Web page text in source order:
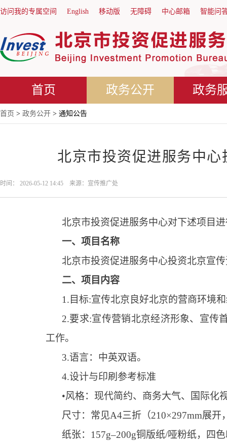
访问我的专属空间 English 移动版 无障碍 中心邮箱 智能问
首页 政务公开 政务
首页 > 政务公开 > 通知公告
北京市投资促进服务中
时间： 2026-05-12 14:45 来源：宣传推广处
北京市投资促进服务中心对下述项目
一、项目名称
北京市投资促进服务中心投资北京宣
二、项目内容
1.目标:宣传北京良好北京的营商环境
2.要求:宣传营销北京经济形象、宣传
工作。
3.语言：中英双语。
4.设计与印刷参考标准
•风格：现代简约、商务大气、国际化
尺寸：常见A4三折（210×297mm展开
纸张：157g–200g铜版纸/哑粉纸，四